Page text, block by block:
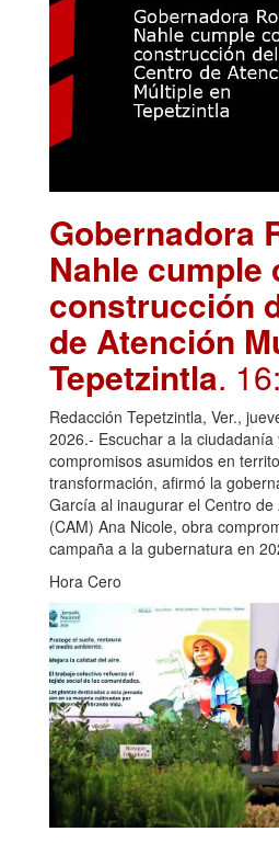
Gobernadora
Nahle cumple
construcción
de Atención
Tepetzintla.
Redacción Tepetzintla, Ver.,
2026.- Escuchar a la ciudadanía
compromisos asumidos en
transformación, afirmó la
García al inaugurar el Centro de
(CAM) Ana Nicole, obra
campaña a la gubernatura en
Hora Cero